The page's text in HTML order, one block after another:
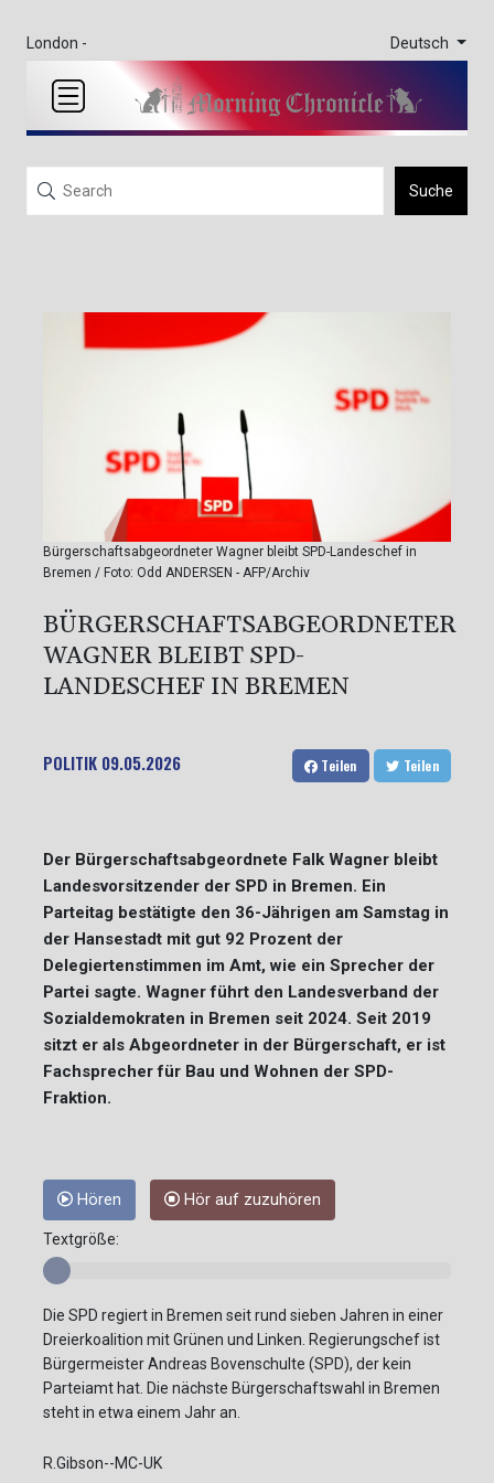
London - Deutsch
Suche
Bürgerschaftsabgeordneter Wagner bleibt SPD-Landeschef in
Bremen / Foto: Odd ANDERSEN - AFP/Archiv
BÜRGERSCHAFTSABGEORDNETER
WAGNER BLEIBT SPD-
LANDESCHEF IN BREMEN
POLITIK 09.05.2026 Teilen Teilen
Der Bürgerschaftsabgeordnete Falk Wagner bleibt
Landesvorsitzender der SPD in Bremen. Ein
Parteitag bestätigte den 36-Jährigen am Samstag in
der Hansestadt mit gut 92 Prozent der
Delegiertenstimmen im Amt, wie ein Sprecher der
Partei sagte. Wagner führt den Landesverband der
Sozialdemokraten in Bremen seit 2024. Seit 2019
sitzt er als Abgeordneter in der Bürgerschaft, er ist
Fachsprecher für Bau und Wohnen der SPD-
Fraktion.
Hören Hör auf zuzuhören
Textgröße:
Die SPD regiert in Bremen seit rund sieben Jahren in einer
Dreierkoalition mit Grünen und Linken. Regierungschef ist
Bürgermeister Andreas Bovenschulte (SPD), der kein
Parteiamt hat. Die nächste Bürgerschaftswahl in Bremen
steht in etwa einem Jahr an.
R.Gibson--MC-UK